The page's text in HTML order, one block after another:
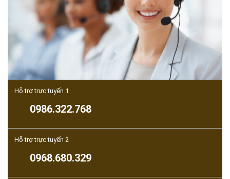
Hỗ trợ trực tuyến 1
0986.322.768
Hỗ trợ trực tuyến 2
0968.680.329